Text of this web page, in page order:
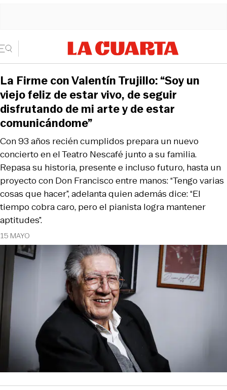
15 MAYO
Con 93 años recién cumplidos prepara un nuevo
concierto en el Teatro Nescafé junto a su familia.
Repasa su historia, presente e incluso futuro, hasta un
proyecto con Don Francisco entre manos: “Tengo varias
cosas que hacer”, adelanta quien además dice: “El
tiempo cobra caro, pero el pianista logra mantener
aptitudes”.
La Firme con Valentín Trujillo: “Soy un
viejo feliz de estar vivo, de seguir
disfrutando de mi arte y de estar
comunicándome”